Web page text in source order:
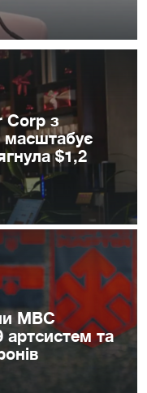
Corp з
масштабує
$1,2
МВС
та